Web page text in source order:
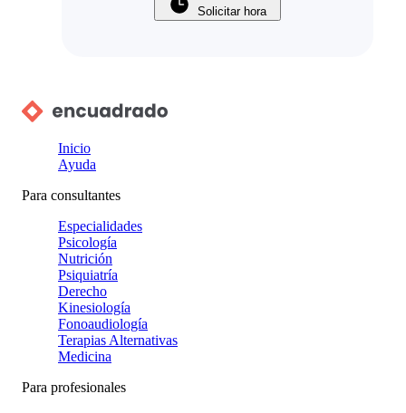
Solicitar hora
Inicio
Ayuda
Para consultantes
Especialidades
Psicología
Nutrición
Psiquiatría
Derecho
Kinesiología
Fonoaudiología
Terapias Alternativas
Medicina
Para profesionales